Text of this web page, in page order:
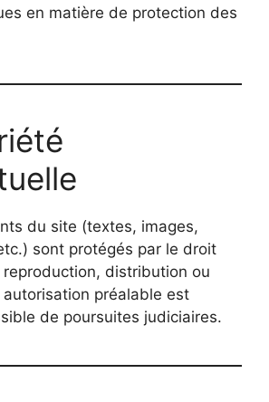
en matière de protection des
du site (textes, images,
sont protégés par le droit
reproduction, distribution ou
préalable est
de poursuites judiciaires.